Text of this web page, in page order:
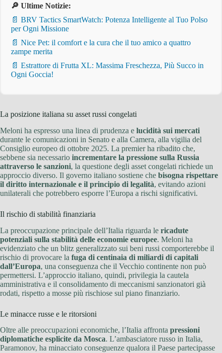
🔎 Ultime Notizie:
📄 BRV Tactics SmartWatch: Potenza Intelligente al Tuo Polso
per Ogni Missione
📄 Nice Pet: il comfort e la cura che il tuo amico a quattro
zampe merita
📄 Estrattore di Frutta XL: Massima Freschezza, Più Succo in
Ogni Goccia!
La posizione italiana su asset russi congelati
Meloni ha espresso una linea di prudenza e lucidità sui mercati
durante le comunicazioni in Senato e alla Camera, alla vigilia del
Consiglio europeo di ottobre 2025. La premier ha ribadito che,
sebbene sia necessario incrementare la pressione sulla Russia
attraverso le sanzioni, la questione degli asset congelati richiede un
approccio diverso. Il governo italiano sostiene che bisogna rispettare
il diritto internazionale e il principio di legalità, evitando azioni
unilaterali che potrebbero esporre l’Europa a rischi significativi.
Il rischio di stabilità finanziaria
La preoccupazione principale dell’Italia riguarda le ricadute
potenziali sulla stabilità delle economie europee. Meloni ha
evidenziato che un blitz generalizzato sui beni russi comporterebbe il
rischio di provocare la fuga di centinaia di miliardi di capitali
dall’Europa, una conseguenza che il Vecchio continente non può
permettersi. L’approccio italiano, quindi, privilegia la cautela
amministrativa e il consolidamento di meccanismi sanzionatori già
rodati, rispetto a mosse più rischiose sul piano finanziario.
Le minacce russe e le ritorsioni
Oltre alle preoccupazioni economiche, l’Italia affronta pressioni
diplomatiche esplicite da Mosca. L’ambasciatore russo in Italia,
Paramonov, ha minacciato conseguenze qualora il Paese partecipasse